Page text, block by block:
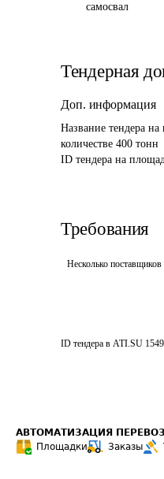
самосвал
Тендерная
Доп. информация
Название тендера
количестве 400 тонн
ID тендера на
Требования
Несколько поставщиков
ID тендера в ATI.SU
АВТОМАТИЗАЦИЯ
Площадки
Заказы